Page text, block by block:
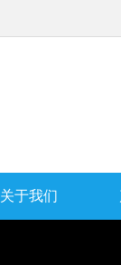
关于我们